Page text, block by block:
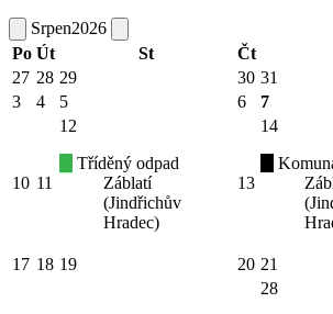
Srpen2026
Po Út St Čt
27 28 29 30 31
3
4 5 6 7
10 11
12
Tříděný odpad
Záblatí
(Jindřichův
Hradec)
13
14
17 18 19 20 21
28